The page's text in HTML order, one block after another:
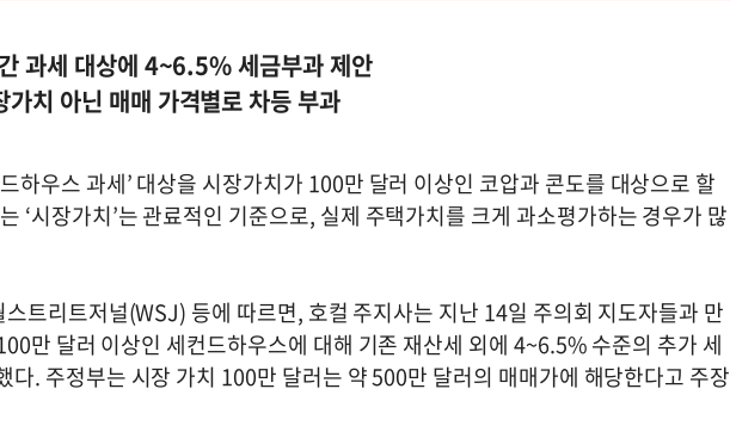
과세 대상에 4~6.5% 세금부과 제안
치 아닌 매매 가격별로 차등 부과
하우스 과세’ 대상을 시장가치가 100만 달러 이상인 코압과 콘도를 대상으로 할
‘시장가치’는 관료적인 기준으로, 실제 주택가치를 크게 과소평가하는 경우가 많
트리트저널(WSJ) 등에 따르면, 호컬 주지사는 지난 14일 주의회 지도자들과 만
만 달러 이상인 세컨드하우스에 대해 기존 재산세 외에 4~6.5% 수준의 추가 세
다. 주정부는 시장 가치 100만 달러는 약 500만 달러의 매매가에 해당한다고 주장